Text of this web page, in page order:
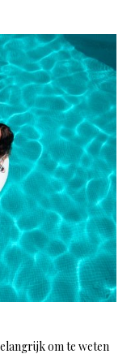
om te weten